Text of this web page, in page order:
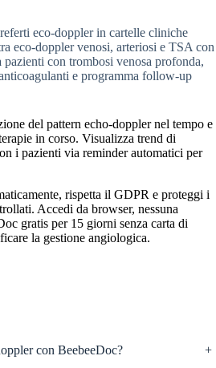
eco-doppler in cartelle cliniche
eco-doppler venosi, arteriosi e TSA con
con trombosi venosa profonda,
e programma follow-up
del pattern echo-doppler nel tempo e
in corso. Visualizza trend di
i pazienti via reminder automatici per
rispetta il GDPR e proteggi i
Accedi da browser, nessuna
gratis per 15 giorni senza carta di
la gestione angiologica.
con BeebeeDoc?
+